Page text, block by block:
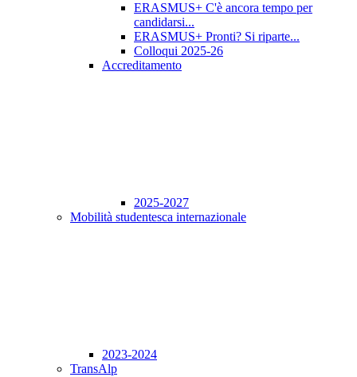
ERASMUS+ C'è ancora tempo per
candidarsi...
ERASMUS+ Pronti? Si riparte...
Colloqui 2025-26
Accreditamento
2025-2027
Mobilità studentesca internazionale
2023-2024
TransAlp